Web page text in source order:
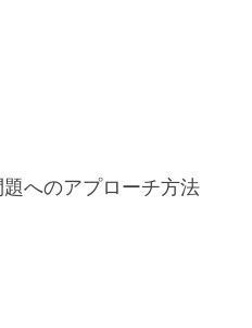
へのアプローチ方法